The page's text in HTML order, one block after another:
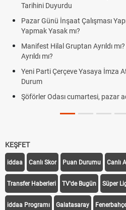
Tarihini Duyurdu
Pazar Günü İnşaat Çalışması
Yapmak Yasak mı?
Manifest Hilal Gruptan Ayrıldı
Ayrıldı mı?
Yeni Parti Çerçeve Yasaya İmza
Durum
Şöförler Odası cumartesi, pazar
KEŞFET
iddaa Canlı Skor Puan Durumu Canlı
Transfer Haberleri TV'de Bugün Süper
iddaa Programı Galatasaray